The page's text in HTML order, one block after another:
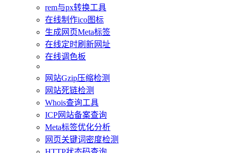
rem与px转换工具
在线制作ico图标
生成网页Meta标签
在线定时刷新网址
在线调色板
网站Gzip压缩检测
网站死链检测
Whois查询工具
ICP网站备案查询
Meta标签优化分析
网页关键词密度检测